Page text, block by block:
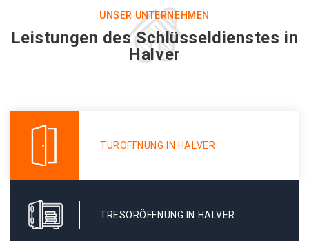
UNSER UNTERNEHMEN
Leistungen des Schlüsseldienstes in
Halver
TÜRÖFFNUNG IN HALVER
TRESORÖFFNUNG IN HALVER